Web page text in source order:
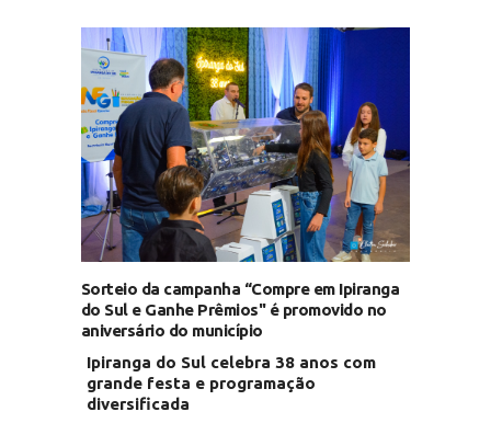
Sorteio da campanha “Compre em Ipiranga
do Sul e Ganhe Prêmios" é promovido no
aniversário do município
Ipiranga do Sul celebra 38 anos com
grande festa e programação
diversificada